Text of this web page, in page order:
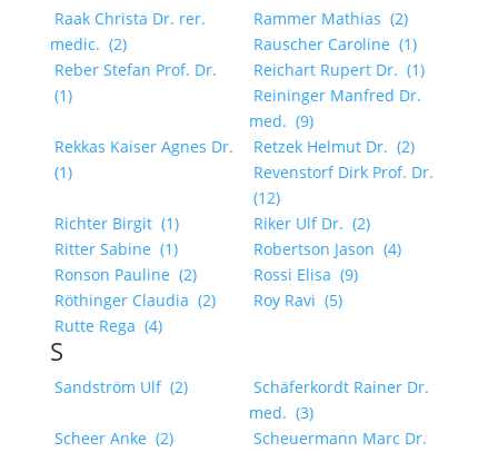
Raak Christa Dr. rer.
medic. (2)
Rammer Mathias (2)
Rauscher Caroline (1)
Reber Stefan Prof. Dr.
(1)
Reichart Rupert Dr. (1)
Reininger Manfred Dr.
med. (9)
Rekkas Kaiser Agnes Dr.
(1)
Retzek Helmut Dr. (2)
Revenstorf Dirk Prof. Dr.
(12)
Richter Birgit (1) Riker Ulf Dr. (2)
Ritter Sabine (1) Robertson Jason (4)
Ronson Pauline (2) Rossi Elisa (9)
Röthinger Claudia (2) Roy Ravi (5)
Rutte Rega (4)
S
Sandström Ulf (2)
Schäferkordt Rainer Dr.
med. (3)
Scheer Anke (2)
Scheuermann Marc Dr.